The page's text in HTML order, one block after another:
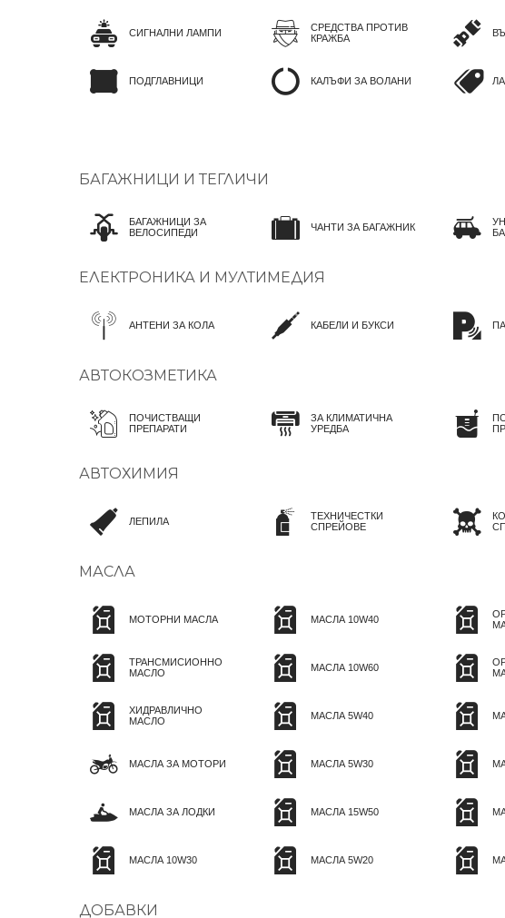
СИГНАЛНИ ЛАМПИ
ПОДГЛАВНИЦИ
СРЕДСТВА ПРОТИВ
КРАЖБА
КАЛЪФИ ЗА ВОЛАНИ
БАГАЖНИЦИ И ТЕГЛИЧИ
БАГАЖНИЦИ ЗА
ВЕЛОСИПЕДИ
ЧАНТИ ЗА БАГАЖНИК
ЕЛЕКТРОНИКА И МУЛТИМЕДИЯ
АНТЕНИ ЗА КОЛА КАБЕЛИ И БУКСИ
АВТОКОЗМЕТИКА
ПОЧИСТВАЩИ
ПРЕПАРАТИ
ЗА КЛИМАТИЧНА
УРЕДБА
АВТОХИМИЯ
ЛЕПИЛА
ТЕХНИЧЕСТКИ
СПРЕЙОВЕ
МАСЛА
МОТОРНИ МАСЛА
ТРАНСМИСИОННО
МАСЛО
ХИДРАВЛИЧНО
МАСЛО
МАСЛА ЗА МОТОРИ
МАСЛА ЗА ЛОДКИ
МАСЛА 10W30
МАСЛА 10W40
МАСЛА 10W60
МАСЛА 5W40
МАСЛА 5W30
МАСЛА 15W50
МАСЛА 5W20
ДОБАВКИ